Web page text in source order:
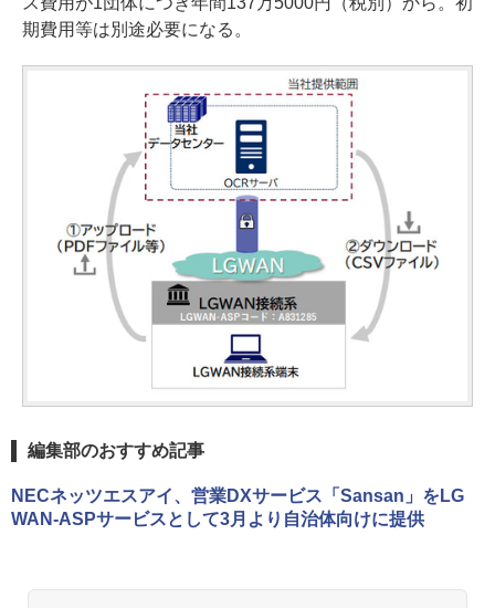
期費用等は別途必要になる。
編集部のおすすめ記事
NECネッツエスアイ、営業DXサービス「Sansan」をLG
WAN-ASPサービスとして3月より自治体向けに提供